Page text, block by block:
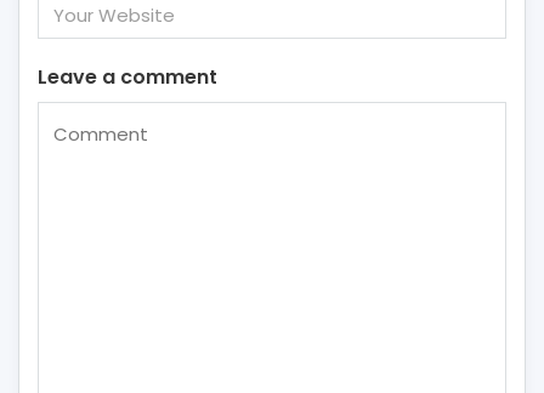
Leave a comment